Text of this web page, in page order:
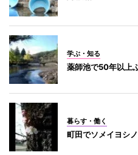
学ぶ・知る
薬師池で50年以上
暮らす・働く
町田でソメイヨシ